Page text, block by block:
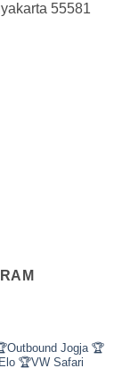
55581
Jogja 🏆
🏆VW Safari